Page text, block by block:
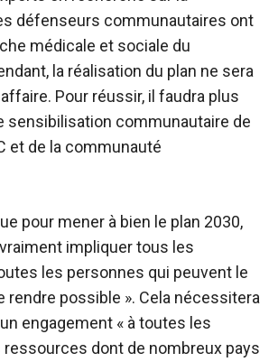
défenseurs communautaires ont
médicale et sociale du
la réalisation du plan ne sera
Pour réussir, il faudra plus
sensibilisation communautaire de
et de la communauté
pour mener à bien le plan 2030,
impliquer tous les
les personnes qui peuvent le
rendre possible ». Cela nécessitera
engagement « à toutes les
ressources dont de nombreux pays